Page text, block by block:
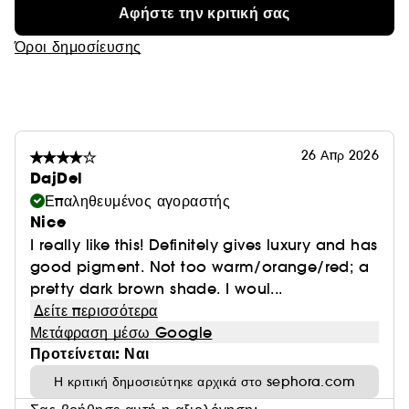
Αφήστε την κριτική σας
Όροι δημοσίευσης
26 Απρ 2026
DajDel
Επαληθευμένος αγοραστής
Nice
I really like this! Definitely gives luxury and has
good pigment. Not too warm/orange/red; a
pretty dark brown shade. I woul...
Δείτε περισσότερα
Μετάφραση μέσω Google
Προτείνεται: Ναι
Η κριτική δημοσιεύτηκε αρχικά στο sephora.com